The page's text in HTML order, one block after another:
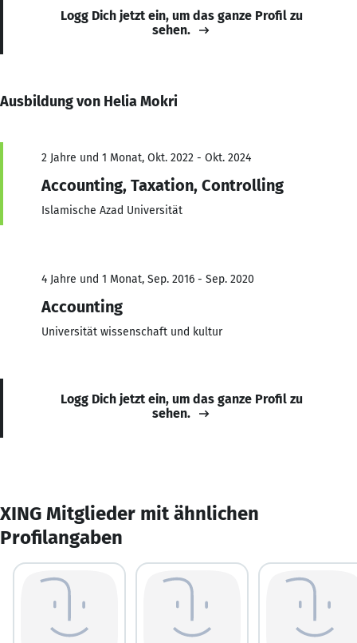
Logg Dich jetzt ein, um das ganze Profil zu
sehen.
Ausbildung von Helia Mokri
2 Jahre und 1 Monat, Okt. 2022 - Okt. 2024
Accounting, Taxation, Controlling
Islamische Azad Universität
4 Jahre und 1 Monat, Sep. 2016 - Sep. 2020
Accounting
Universität wissenschaft und kultur
Logg Dich jetzt ein, um das ganze Profil zu
sehen.
XING Mitglieder mit ähnlichen
Profilangaben